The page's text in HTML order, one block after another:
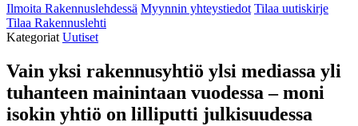
Ilmoita Rakennuslehdessä Myynnin yhteystiedot Tilaa uutiskirje
Tilaa Rakennuslehti
Kategoriat Uutiset
Vain yksi rakennusyhtiö ylsi mediassa yli
tuhanteen mainintaan vuodessa – moni
isokin yhtiö on lilliputti julkisuudessa